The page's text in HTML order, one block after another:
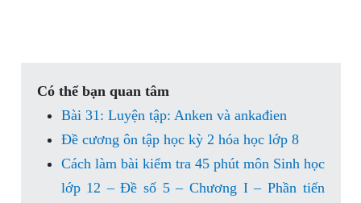
Có thể bạn quan tâm
Bài 31: Luyện tập: Anken và ankađien
Đề cương ôn tập học kỳ 2 hóa học lớp 8
Cách làm bài kiểm tra 45 phút môn Sinh học
lớp 12 – Đề số 5 – Chương I – Phần tiến